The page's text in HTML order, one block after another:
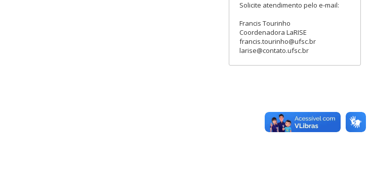
Solicite atendimento pelo e-mail:
Francis Tourinho
Coordenadora LaRISE
francis.tourinho@ufsc.br
larise@contato.ufsc.br